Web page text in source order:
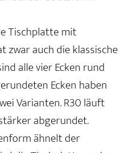
Tischplatte mit
zwar auch die klassische
alle vier Ecken rund
Ecken haben
Varianten. R30 läuft
abgerundet.
ähnelt der